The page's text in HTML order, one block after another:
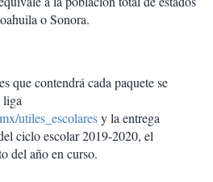
o Sonora.
que contendrá cada paquete se
liga
utiles_escolaresy la entrega
ciclo escolar 2019-2020, el
del año en curso.